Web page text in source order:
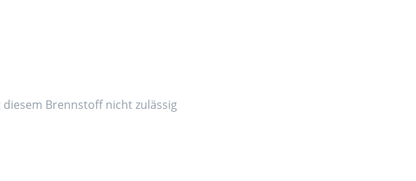
Brennstoff nicht zulässig